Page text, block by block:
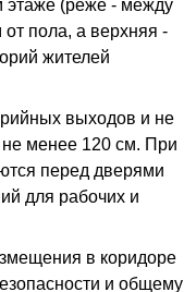
этаже (реже - между
пола, а верхняя -
жителей
выходов и не
менее 120 см. При
перед дверями
для рабочих и
в коридоре
и общему